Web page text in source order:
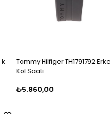
Tommy Hilfiger TH1791792 Erkek
Kol Saati
₺5.860,00